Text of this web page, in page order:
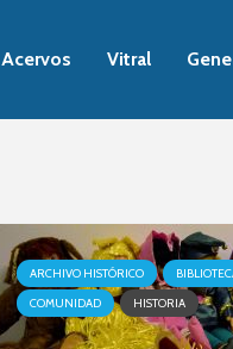
Acervos Vitral
ARCHIVO HISTÓRICO
COMUNIDAD
HISTORIA